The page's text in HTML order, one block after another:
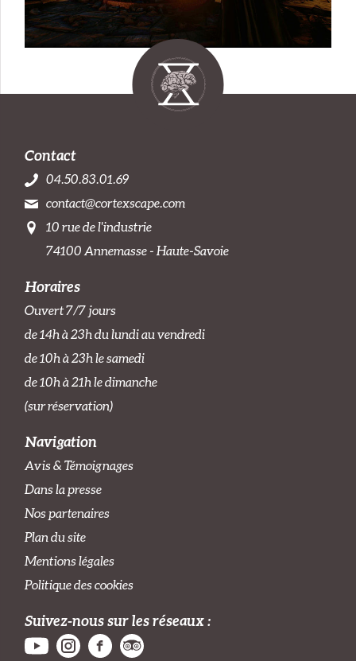
Contact
04.50.83.01.69
contact@cortexscape.com
10 rue de l'industrie
74100 Annemasse - Haute-Savoie
Horaires
Ouvert 7/7 jours
de 14h à 23h du lundi au vendredi
de 10h à 23h le samedi
de 10h à 21h le dimanche
(sur réservation)
Navigation
Avis & Témoignages
Dans la presse
Nos partenaires
Plan du site
Mentions légales
Politique des cookies
Suivez-nous sur les réseaux :